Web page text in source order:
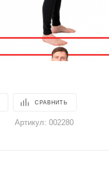
СРАВНИТЬ
Артикул: 002280